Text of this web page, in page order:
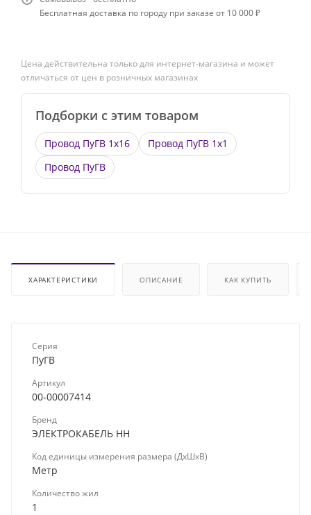
Бесплатная доставка по городу при заказе от 10 000 ₽
Цена действительна только для интернет-магазина и может
отличаться от цен в розничных магазинах
Подборки с этим товаром
Провод ПуГВ 1х16
Провод ПуГВ 1х1
Провод ПуГВ
ХАРАКТЕРИСТИКИ ОПИСАНИЕ КАК КУПИТЬ
Серия
ПуГВ
Артикул
00-00007414
Бренд
ЭЛЕКТРОКАБЕЛЬ НН
Код единицы измерения размера (ДхШхВ)
Метр
Количество жил
1